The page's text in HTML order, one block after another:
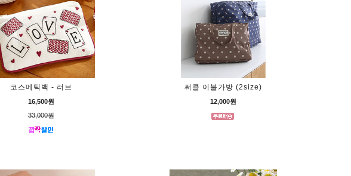
코스메틱백 - 러브
16,500원
33,000원
써클 이불가방 (2size)
12,000원